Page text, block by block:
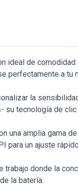
ideal de
a tu
la
su tecnología de
una amplia
para un ajuste
donde la
la batería.